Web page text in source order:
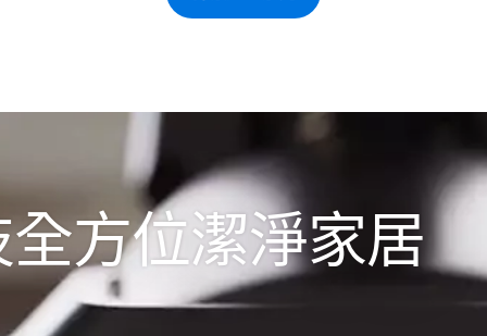
方位潔淨家居